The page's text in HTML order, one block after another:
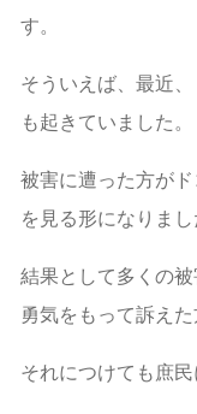
す。
そういえば、最近
も起きていました。
被害に遭った方が
を見る形になりまし
結果として多くの被
勇気をもって訴えた
それにつけても庶民